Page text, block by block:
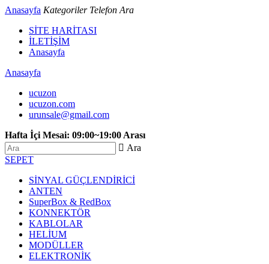
Anasayfa Kategoriler Telefon Ara
SİTE HARİTASI
İLETİŞİM
Anasayfa
Anasayfa
ucuzon
ucuzon.com
urunsale@gmail.com
Hafta İçi Mesai: 09:00~19:00 Arası
 Ara
SEPET
SİNYAL GÜÇLENDİRİCİ
ANTEN
SuperBox & RedBox
KONNEKTÖR
KABLOLAR
HELİUM
MODÜLLER
ELEKTRONİK